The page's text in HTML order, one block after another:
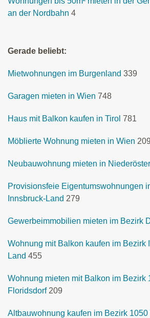
an der Nordbahn 4
Gerade beliebt:
Mietwohnungen im Burgenland 339
Garagen mieten in Wien 748
Haus mit Balkon kaufen in Tirol 781
Möblierte Wohnung mieten in Wien
Neubauwohnung mieten in
Provisionsfeie Eigentumswohnungen
Innsbruck-Land 279
Gewerbeimmobilien mieten im Bezirk
Wohnung mit Balkon kaufen im Bezirk
Land 455
Wohnung mieten mit Balkon im Bezirk
Floridsdorf 209
Altbauwohnung kaufen im Bezirk 1050